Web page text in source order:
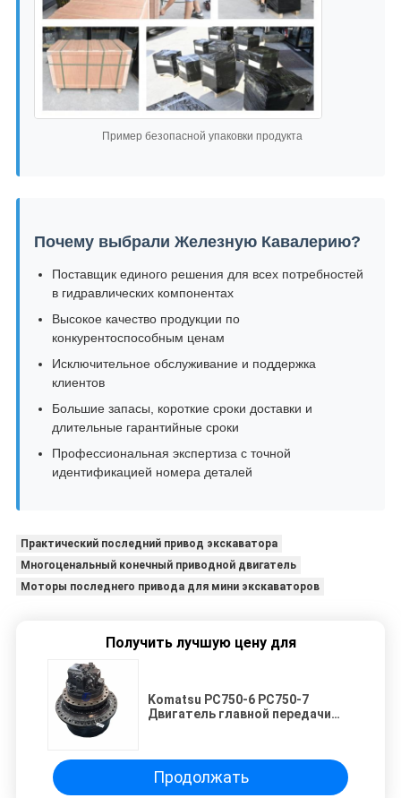
Пример безопасной упаковки продукта
Почему выбрали Железную Кавалерию?
Поставщик единого решения для всех потребностей
в гидравлических компонентах
Высокое качество продукции по
конкурентоспособным ценам
Исключительное обслуживание и поддержка
клиентов
Большие запасы, короткие сроки доставки и
длительные гарантийные сроки
Профессиональная экспертиза с точной
идентификацией номера деталей
Практический последний привод экскаватора
Многоценальный конечный приводной двигатель
Моторы последнего привода для мини экскаваторов
Получить лучшую цену для
Komatsu PC750-6 PC750-7
Двигатель главной передачи
привод в сборе Двигатель с
высоким крутящим моментом
Продолжать